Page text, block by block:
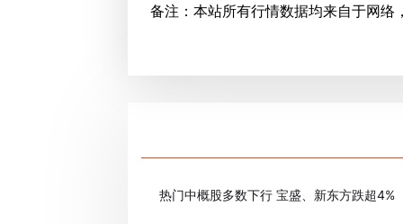
备注：本站所有行情数据均来自于网
热门中概股多数下行 宝盛、新东方跌超4%